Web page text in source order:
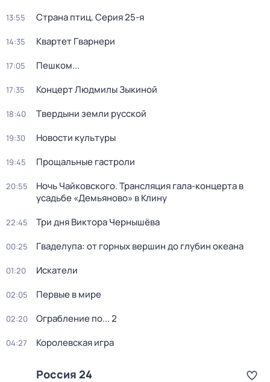
13:55 Страна птиц. Серия 25-я
14:35 Квартет Гварнери
17:05 Пешком...
17:35 Концерт Людмилы Зыкиной
18:40 Твердыни земли русской
19:30 Новости культуры
19:45 Прощальные гастроли
20:55
Ночь Чайковского. Трансляция гала-концерта в
усадьбе «Демьяново» в Клину
22:45 Три дня Виктора Чернышёва
00:25 Гваделупа: от горных вершин до глубин океана
01:20 Искатели
02:05 Первые в мире
02:20 Ограбление по... 2
04:27 Королевская игра
Россия 24